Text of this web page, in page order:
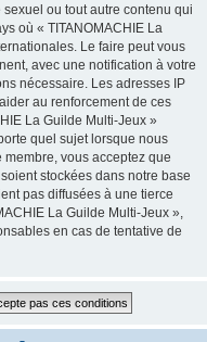
ou tout autre contenu qui
où « TITANOMACHIE La
Le faire peut vous
avec une notification à votre
nécessaire. Les adresses IP
au renforcement de ces
La Guilde Multi-Jeux »
quel sujet lorsque nous
vous acceptez que
stockées dans notre base
pas diffusées à une tierce
La Guilde Multi-Jeux »,
en cas de tentative de